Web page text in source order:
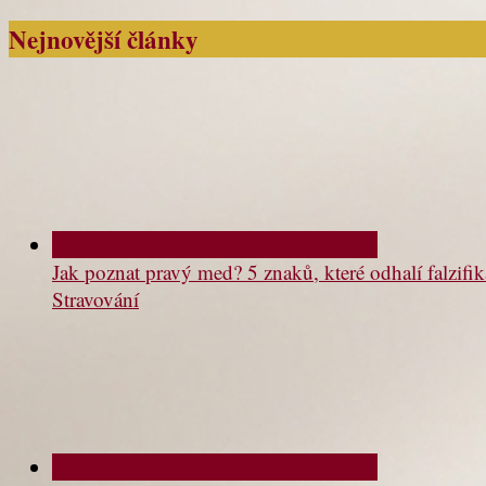
Nejnovější články
Jak poznat pravý med? 5 znaků, které odhalí
Stravování